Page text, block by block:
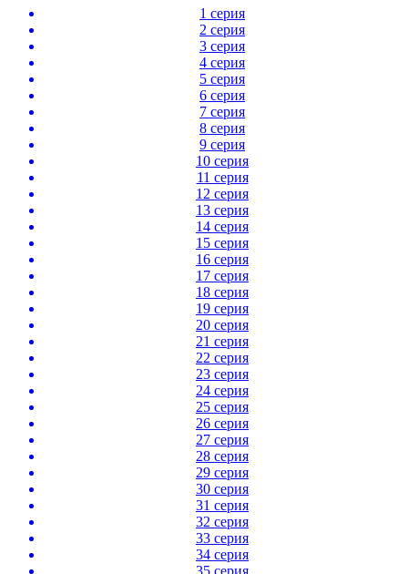
1 серия
2 серия
3 серия
4 серия
5 серия
6 серия
7 серия
8 серия
9 серия
10 серия
11 серия
12 серия
13 серия
14 серия
15 серия
16 серия
17 серия
18 серия
19 серия
20 серия
21 серия
22 серия
23 серия
24 серия
25 серия
26 серия
27 серия
28 серия
29 серия
30 серия
31 серия
32 серия
33 серия
34 серия
35 серия